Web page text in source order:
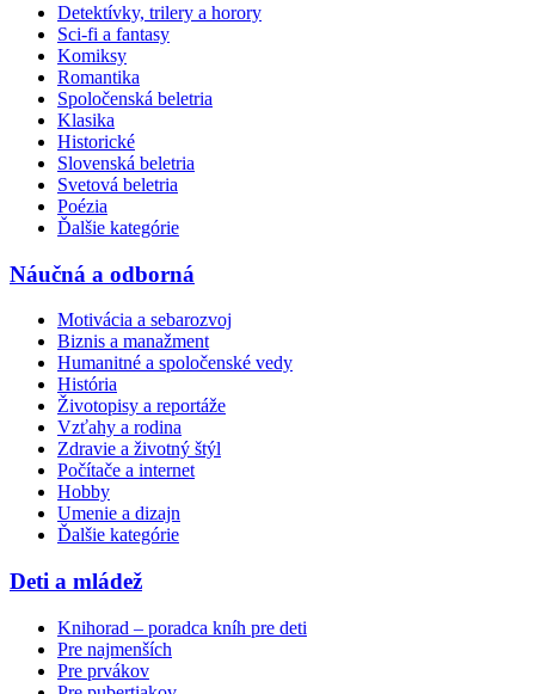
Detektívky, trilery a horory
Sci-fi a fantasy
Komiksy
Romantika
Spoločenská beletria
Klasika
Historické
Slovenská beletria
Svetová beletria
Poézia
Ďalšie kategórie
Náučná a odborná
Motivácia a sebarozvoj
Biznis a manažment
Humanitné a spoločenské vedy
História
Životopisy a reportáže
Vzťahy a rodina
Zdravie a životný štýl
Počítače a internet
Hobby
Umenie a dizajn
Ďalšie kategórie
Deti a mládež
Knihorad – poradca kníh pre deti
Pre najmenších
Pre prvákov